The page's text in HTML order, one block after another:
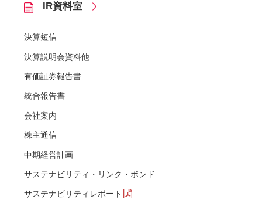
IR資料室
決算短信
決算説明会資料他
有価証券報告書
統合報告書
会社案内
株主通信
中期経営計画
サステナビリティ・リンク・ボンド
サステナビリティレポート